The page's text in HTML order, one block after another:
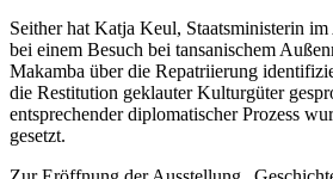
Seither hat Katja Keul, Staatsministerin
bei einem Besuch bei tansanischem
Makamba über die Repatriierung
die Restitution geklauter Kulturgüter
entsprechender diplomatischer Prozess
gesetzt.